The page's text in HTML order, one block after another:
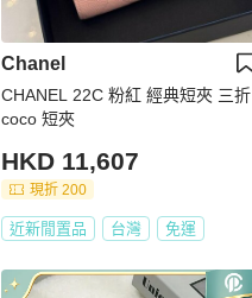
Chanel
CHANEL 22C 粉紅 經典短夾 三折
coco 短夾
HKD 11,607
現折 200
近新閒置品 台灣 免運